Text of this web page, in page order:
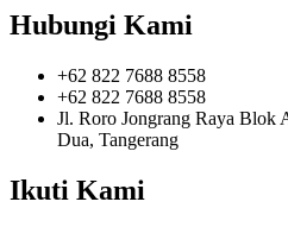
Hubungi Kami
+62 822 7688 8558
+62 822 7688 8558
Jl. Roro Jongrang Raya Blok
Dua, Tangerang
Ikuti Kami